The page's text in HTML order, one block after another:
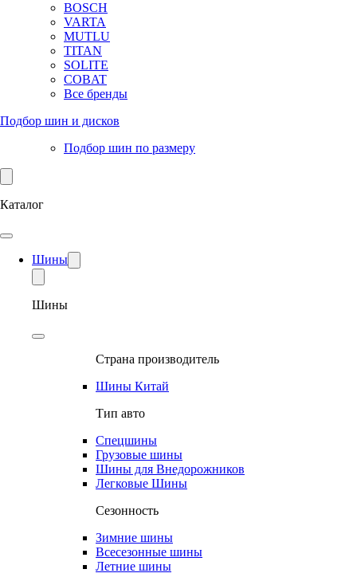
BOSCH
VARTA
MUTLU
TITAN
SOLITE
COBAT
Все бренды
Подбор шин и дисков
Подбор шин по размеру
Каталог
Шины
Шины
Страна производитель
Шины Китай
Тип авто
Спецшины
Грузовые шины
Шины для Внедорожников
Легковые Шины
Сезонность
Зимние шины
Всесезонные шины
Летние шины